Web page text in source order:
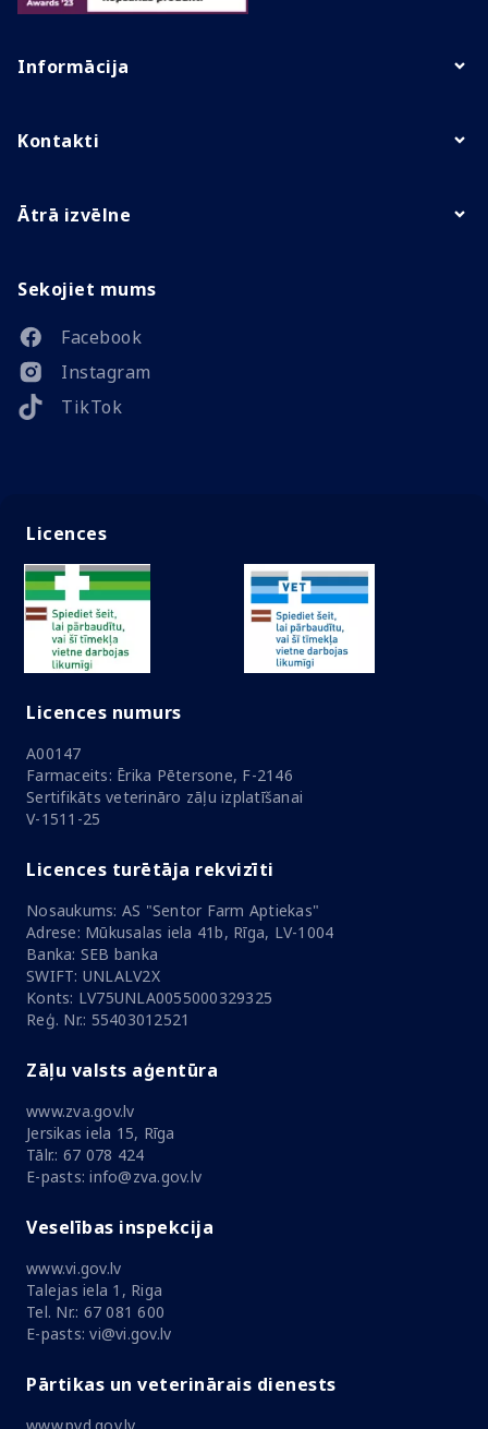
Informācija
Kontakti
Ātrā izvēlne
Sekojiet mums
Facebook
Instagram
TikTok
Licences
Licences numurs
A00147
Farmaceits: Ērika Pētersone, F-2146
Sertifikāts veterināro zāļu izplatīšanai
V-1511-25
Licences turētāja rekvizīti
Nosaukums: AS "Sentor Farm Aptiekas"
Adrese: Mūkusalas iela 41b, Rīga, LV-1004
Banka: SEB banka
SWIFT: UNLALV2X
Konts: LV75UNLA0055000329325
Reģ. Nr.: 55403012521
Zāļu valsts aģentūra
www.zva.gov.lv
Jersikas iela 15, Rīga
Tālr.: 67 078 424
E-pasts: info@zva.gov.lv
Veselības inspekcija
www.vi.gov.lv
Talejas iela 1, Riga
Tel. Nr.: 67 081 600
E-pasts: vi@vi.gov.lv
Pārtikas un veterinārais dienests